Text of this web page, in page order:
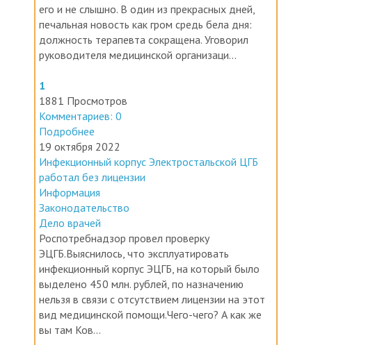
печальная новость как гром средь бела дня:
должность терапевта сокращена. Уговорил
руководителя медицинской организаци...
1881 Просмотров
Комментариев: 0
Подробнее
19 октября 2022
Инфекционный корпус Электростальской ЦГБ
работал без лицензии
Информация
Законодательство
Дело врачей
Роспотребнадзор провел проверку
ЭЦГБ.Выяснилось, что эксплуатировать
инфекционный корпус ЭЦГБ, на который было
выделено 450 млн. рублей, по назначению
нельзя в связи с отсутствием лицензии на этот
вид медицинской помощи.Чего-чего? А как же
вы там Ков...